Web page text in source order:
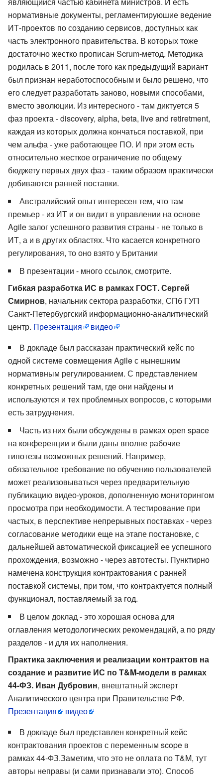
нормативные документы, регламентируюшие ведение
ИТ-проектов по созданию сервисов, доступных как
часть электронного правительства. В которых тоже
достаточно жестко прописан Scrum-метод. Методика
родилась в 2011, после того как предыдущий вариант
был признан неработоспособным и было решено, что
его следует разработать заново, новыми способами,
вместо эволюции. Из интересного - там диктуется 5
фаз проекта - discovery, alpha, beta, live and retiretment,
каждая из которых должна кончаться поставкой, при
чем альфа - уже работающее ПО. И при этом есть
относительно жесткое ограничение по общему
бюджету первых двух фаз - таким образом практически
добиваются ранней поставки.
Австралийский опыт интересен тем, что там
премьер - из ИТ и он видит в управлении на основе
Agile залог успешного развития страны - не только в
ИТ, а и в других областях. Что касается конкретного
регулирования, то оно взято у Британии
В презентации - много ссылок, смотрите.
Гибкая разработка ИС в рамках ГОСТ. Сергей
Смирнов, начальник сектора разработки, СПб ГУП
Санкт-Петербургский информационно-аналитический
центр. Презентация
видео
В докладе был рассказан практический кейс по
одной системе совмещения Agile с нынешним
нормативным регулированием. С представлением
конкретных решений там, где они найдены и
используются и тех проблемных вопросов, с которыми
есть затруднения.
Часть из них были обсуждены в рамках open space
на конференции и были даны вполне рабочие
гипотезы возможных решений. Например,
обязательное требование по обучению пользователей
может реализовываться через предварительную
публикацию видео-уроков, дополненную мониторингом
просмотра при необходимости. А тестирование при
частых, в перспективе непрерывных поставках - через
согласование методики еще на этапе постановке, с
дальнейшей автоматической фиксацией ее успешного
прохождения, возможно - через автотесты. Пунктирно
намечена конструкция контрактования с ранней
поставкой системы, при том, что контрактуется полный
функционал, поставляемый за год.
В целом доклад - это хорошая основа для
оглавления методологических рекомендаций, а по ряду
разделов - и для их наполнения.
Практика заключения и реализации контрактов на
создание и развитие ИС по T&M-модели в рамках
44-ФЗ. Иван Дубровин, внештатный эксперт
Аналитического центра при Правительстве РФ.
Презентация
видео
В докладе был представлен конкретный кейс
контрактования проектов с переменным scope в
рамках 44-ФЗ.Заметим, что это не оплата по T&M, тут
авторы неправы (и сами признавали это). Способ